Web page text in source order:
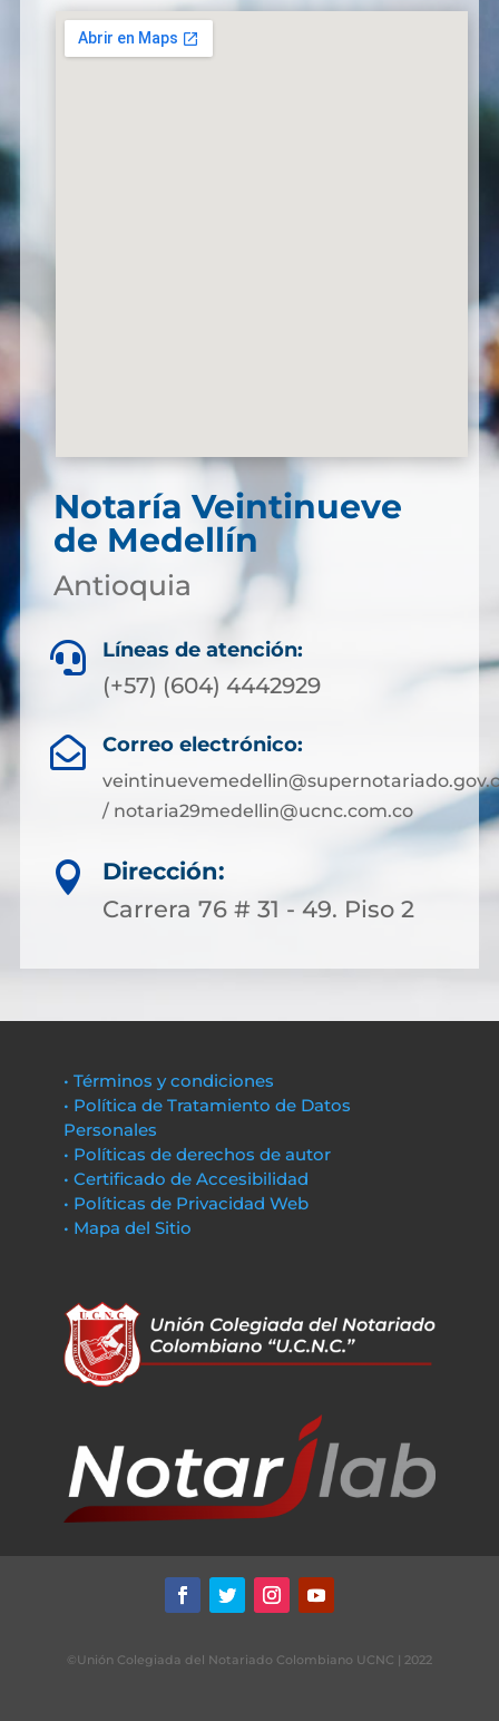
Notaría Veintinueve
de Medellín
Antioquia
 Líneas de atención:
(+57) (604) 4442929
 Correo electrónico:
/ notaria29medellin@ucnc.com.co

Dirección:
Carrera 76 # 31 - 49. Piso 2
• Términos y condiciones
• Política de Tratamiento de Datos
Personales
• Políticas de derechos de autor
• Certificado de Accesibilidad
• Políticas de Privacidad Web
• Mapa del Sitio
©Unión Colegiada del Notariado Colombiano UCNC | 2022